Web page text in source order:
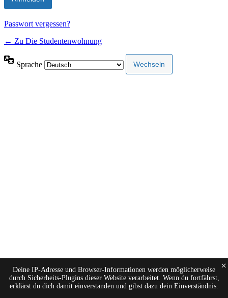
Passwort vergessen?
← Zu Die Studentenwohnung
Sprache
Deine IP-Adresse und Browser-Informationen werden möglicherweise
durch Sicherheits-Plugins dieser Website verarbeitet. Wenn du fortfährst,
erklärst du dich damit einverstanden und gibst dazu dein Einverständnis.
×